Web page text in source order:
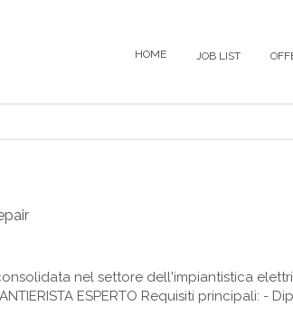
HOME JOB LIST
nel settore dell'impiantistica
ESPERTO Requisiti principali: -